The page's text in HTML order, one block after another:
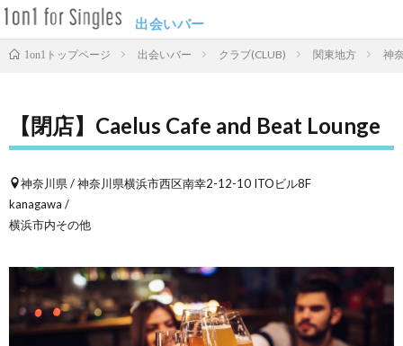
出会いバー
1on1トップページ 出会いバー クラブ(CLUB) 関東地方 神
【閉店】Caelus Cafe and Beat Lounge
神奈川県 / 神奈川県横浜市西区南幸2-12-10 ITOビル8F
kanagawa /
横浜市内その他